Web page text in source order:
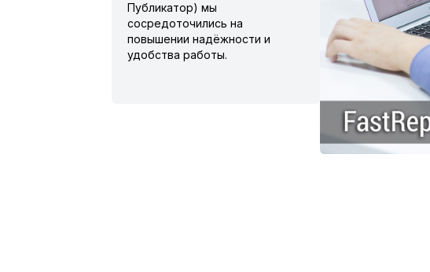
Публикатор) мы
сосредоточились на
повышении надёжности и
удобства работы.